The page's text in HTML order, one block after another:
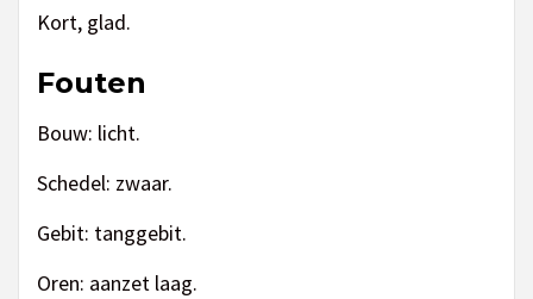
Kort, glad.
Fouten
Bouw: licht.
Schedel: zwaar.
Gebit: tanggebit.
Oren: aanzet laag.